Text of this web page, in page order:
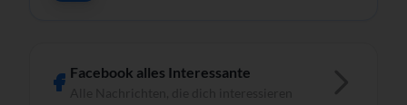
Facebook alles Interessante